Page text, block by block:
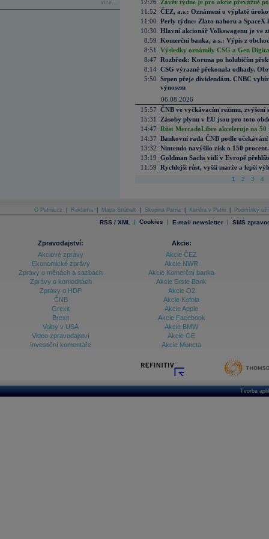
více...
12:26
Závěr týdne je pro akcie převážně
11:52 ČEZ, a.s.: Oznámení o výplatě
11:00 Perly týdne: Zlato nahoru a SpaceX
10:30 Hlavní akcionář Volkswagenu je ve
8:59 Komerční banka, a.s.: Výpis z
8:51
Výsledky oznámily CSG a Gen
8:47 Rozbřesk: Koruna po holubičím
8:14 CSG výrazně překonala odhady.
5:50 Srpen přeje dividendám. CNBC
výnosem
06.08.2026
15:57 ČNB ve vyčkávacím režimu, zvýšení
15:31
Zásoby plynu v EU jsou pro toto
14:47 Růst MercadoLibre akceleruje na
14:37 Bankovní rada ČNB podle
13:32 Nintendo navýšilo zisk o 150
13:19 Goldman Sachs vidí v Evropě
11:59 Rychlejší růst, vyšší marže a lepší
1 2 3 4
O Patria.cz Reklama Mapa Stránek Skupina Patria Kariéra v Patrii Podmínky
RSS / XML | Cookies | E-mail newsletter | SMS
Zpravodajství:
Akciové zprávy
Ekonomické zprávy
Zprávy o měnách a sazbách
Zprávy o komoditách
Zprávy o HDP
ČNB
Grexit
Brexit
Volby v USA
Video zpravodajství
Investiční komentáře
Akcie:
Akcie ČEZ
Akcie NWR
Akcie Komerční banka
Akcie Erste Bank
Akcie O2
Akcie Kofola
Akcie Apple
Akcie Facebook
Akcie BMW
Akcie GE
Akcie Moneta
Tvorba